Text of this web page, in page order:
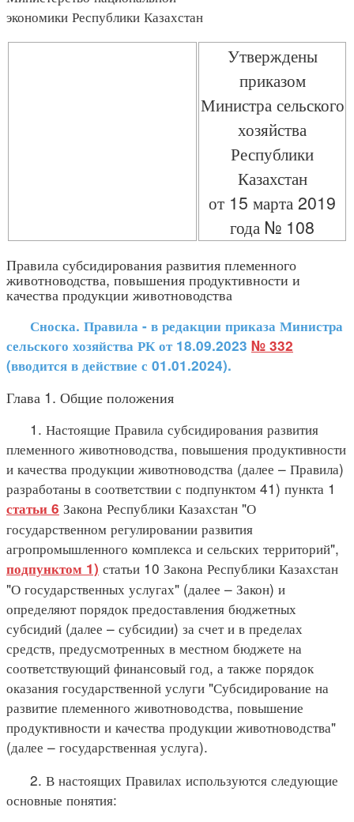
экономики Республики Казахстан
Утверждены
приказом
Министра сельского
хозяйства
Республики
Казахстан
от 15 марта 2019
года № 108
Правила субсидирования развития племенного
животноводства, повышения продуктивности и
качества продукции животноводства
Сноска. Правила - в редакции приказа Министра
сельского хозяйства РК от 18.09.2023 № 332
(вводится в действие с 01.01.2024).
Глава 1. Общие положения
1. Настоящие Правила субсидирования развития
племенного животноводства, повышения продуктивности
и качества продукции животноводства (далее – Правила)
разработаны в соответствии с подпунктом 41) пункта 1
статьи 6 Закона Республики Казахстан "О
государственном регулировании развития
агропромышленного комплекса и сельских территорий",
подпунктом 1) статьи 10 Закона Республики Казахстан
"О государственных услугах" (далее – Закон) и
определяют порядок предоставления бюджетных
субсидий (далее – субсидии) за счет и в пределах
средств, предусмотренных в местном бюджете на
соответствующий финансовый год, а также порядок
оказания государственной услуги "Субсидирование на
развитие племенного животноводства, повышение
продуктивности и качества продукции животноводства"
(далее – государственная услуга).
2. В настоящих Правилах используются следующие
основные понятия: